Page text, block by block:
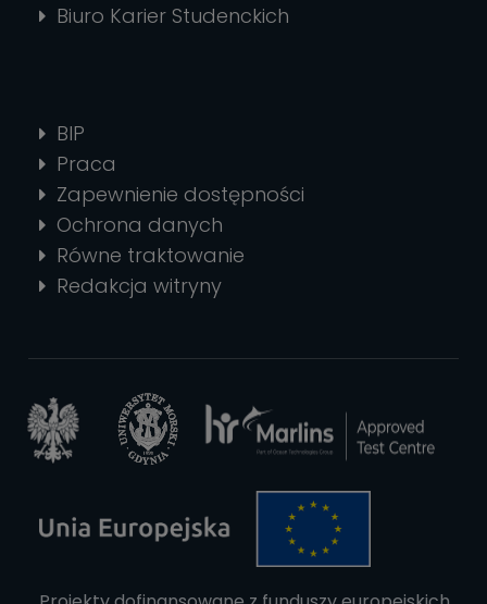
Biuro Karier Studenckich
BIP
Praca
Zapewnienie dostępności
Ochrona danych
Równe traktowanie
Redakcja witryny